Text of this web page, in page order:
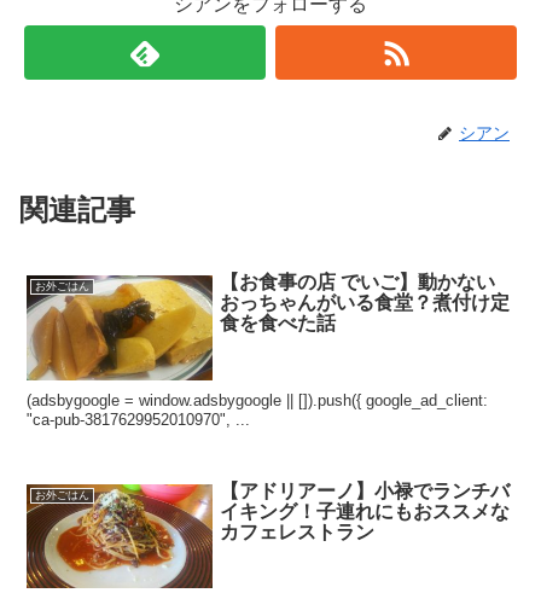
シアンをフォローする
シアン
関連記事
お外ごはん
【お食事の店 でいご】動かない
おっちゃんがいる食堂？煮付け定
食を食べた話
(adsbygoogle = window.adsbygoogle || []).push({ google_ad_client:
"ca-pub-3817629952010970", ...
お外ごはん
【アドリアーノ】小禄でランチバ
イキング！子連れにもおススメな
カフェレストラン